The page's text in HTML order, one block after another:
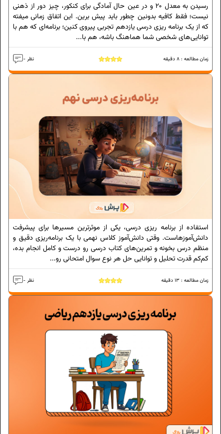
رسیدن به معدل 20 و در عین حال آمادگی برای کنکور، چیز دور از ذهنی
نیست؛ فقط کافیه بدونین چطور باید پیش برین. این اتفاق زمانی میفته
که از یک برنامه ریزی درسی یازدهم تجربی پیروی کنین؛ برنامه‌ای که هم با
توانایی‌های شخصی شما هماهنگ باشه، هم با...
- نظر زمان مطالعه : 8 دقیقه
استفاده از برنامه ریزی درسی، یکی از موثرترین مسیرها برای پیشرفت
دانش‌آموزهاست. وقتی دانش‌آموز کلاس نهمی با یک برنامه‌ریزی دقیق و
منظم درس بخونه و تمرین‌های کتاب درسی رو درست و کامل انجام بده،
کم‌کم قدرت تحلیل و توانایی حل هر نوع سوال امتحانی رو...
- نظر زمان مطالعه : 13 دقیقه